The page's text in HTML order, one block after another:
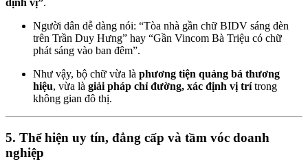
định vị”.
Người dân dễ dàng nói: “Tòa nhà gần chữ BIDV sáng đèn
trên Trần Duy Hưng” hay “Gần Vincom Bà Triệu có chữ
phát sáng vào ban đêm”.
Như vậy, bộ chữ vừa là phương tiện quảng bá thương
hiệu, vừa là giải pháp chỉ đường, xác định vị trítrong
không gian đô thị.
5. Thể hiện uy tín, đẳng cấp và tầm vóc doanh
nghiệp